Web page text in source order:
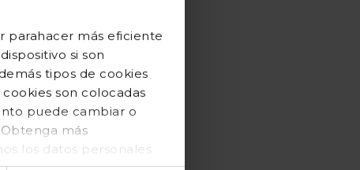
parahacer más eficiente
si son
tipos de cookies
son colocadas
puede cambiar o
más
los datos personales